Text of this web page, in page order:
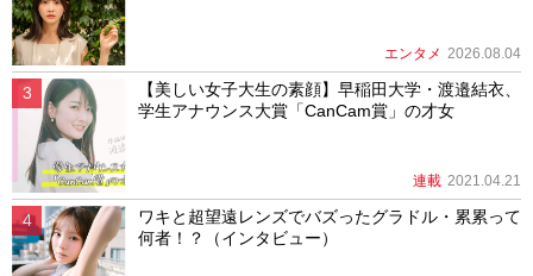
エンタメ 2026.08.04
【美しい女子大生の素顔】早稲田大学・渡邉結衣、
学生アナウンス大賞「CanCam賞」の才女
連載 2021.04.21
ワキと超望遠レンズでバズったグラドル・累累って
何者！？（インタビュー）